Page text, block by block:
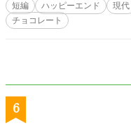
短編 ハッピーエンド 現代
チョコレート
6